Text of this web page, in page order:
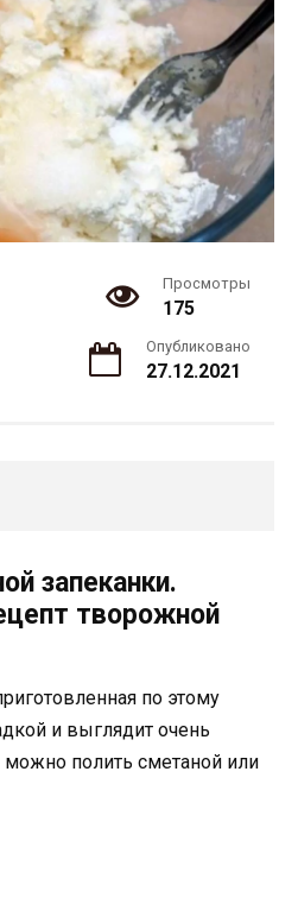
Просмотры
175
Опубликовано
27.12.2021
запеканки.
творожной
по этому
и выглядит очень
можно полить сметаной или